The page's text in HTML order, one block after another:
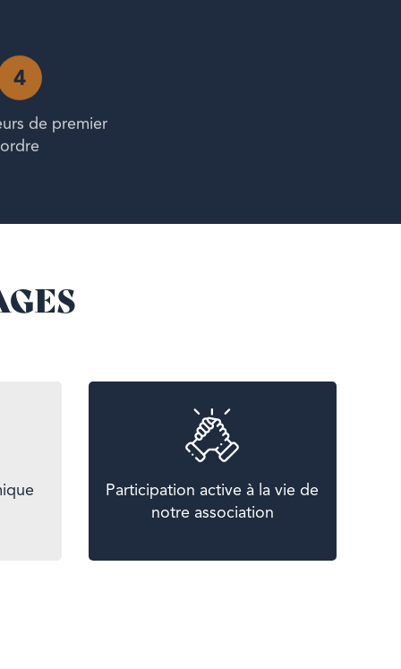
4
de premier
ordre
Participation active à la vie de
notre association